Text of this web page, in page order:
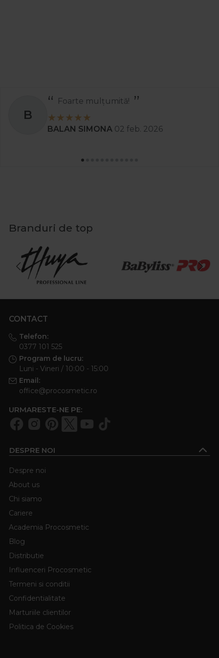
B
Foarte mulțumită!
BALAN SIMONA 02 feb. 2026
Branduri de top
CONTACT
Telefon:
0377 101 525
Program de lucru:
Luni - Vineri / 10:00 - 15:00
Email:
office@procosmetic.ro
URMARESTE-NE PE:
DESPRE NOI
Despre noi
About us
Chi siamo
Cariere
Academia Procosmetic
Blog
Distributie
Influenceri Procosmetic
Termeni si conditii
Confidentialitate
Marturiile clientilor
Politica de Cookies